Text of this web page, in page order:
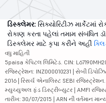
ડિસ્ક્લેમર: સિક્યોરિટીઝ
રોકાણ કરતા પહેલાં તમામ સંબંધિત
ડિસ્ક્લેમર માટે કૃપા કરીને અહીં
વધુ માહિતી
5paisa કેપિટલ લિમિટેડ. CIN:
રજિસ્ટ્રેશન: INZ000010231 | સેબી
2016 | રિસર્ચ એનાલિસ્ટ SEBI
મ્યુચ્યુઅલ ફંડ ડિસ્ટ્રીબ્યુટર | AMFI
તારીખ: 30/07/2015 | ARN ની વર્તમાન